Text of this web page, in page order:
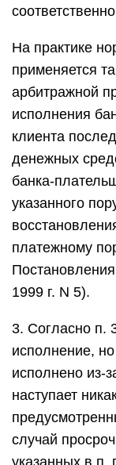
На практике
применяется
арбитражной
исполнения
клиента
денежных
банка-
указанного
платежному
1999 г. N 5).
3. Согласно п.
исполнение,
исполнено из-
наступает
случай
указанных в п.